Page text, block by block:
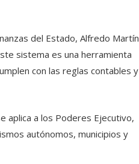
del Estado, Alfredo Martín
sistema es una herramienta
con las reglas contables y
aplica a los Poderes Ejecutivo,
autónomos, municipios y